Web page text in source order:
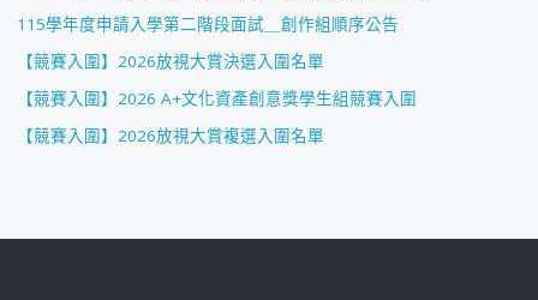
115學年度申請入學第二階段面試＿創作組順序公告
【競賽入圍】2026放視大賞決選入圍名單
【競賽入圍】2026 A+文化資產創意獎學生組競賽入圍
【競賽入圍】2026放視大賞複選入圍名單